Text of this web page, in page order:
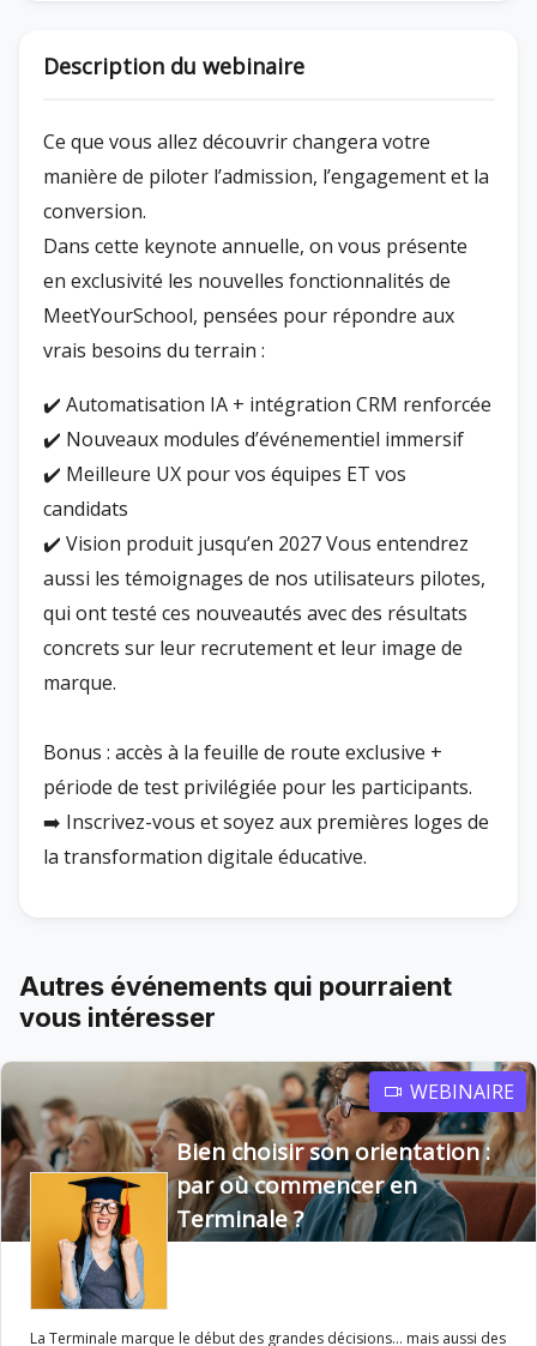
Description du webinaire
Ce que vous allez découvrir changera votre
manière de piloter l’admission, l’engagement et la
conversion.
Dans cette keynote annuelle, on vous présente
en exclusivité les nouvelles fonctionnalités de
MeetYourSchool, pensées pour répondre aux
vrais besoins du terrain :
✔️ Automatisation IA + intégration CRM renforcée
✔️ Nouveaux modules d’événementiel immersif
✔️ Meilleure UX pour vos équipes ET vos
candidats
✔️ Vision produit jusqu’en 2027 Vous entendrez
aussi les témoignages de nos utilisateurs pilotes,
qui ont testé ces nouveautés avec des résultats
concrets sur leur recrutement et leur image de
marque.
Bonus : accès à la feuille de route exclusive +
période de test privilégiée pour les participants.
➡️ Inscrivez-vous et soyez aux premières loges de
la transformation digitale éducative.
Autres événements qui pourraient
vous intéresser
WEBINAIRE
Bien choisir son orientation :
par où commencer en
Terminale ?
La Terminale marque le début des grandes décisions… mais aussi des